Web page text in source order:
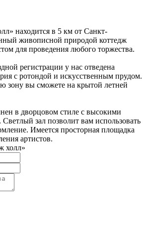
находится в 5 км от Санкт-
живописной природой коттедж
для проведения любого торжества.
регистрации у нас отведена
с ротондой и искусственным прудом.
зону вы сможете на крытой летней
в дворцовом стиле с высокими
зал позволит вам использовать
Имеется просторная площадка
артистов.
холл»